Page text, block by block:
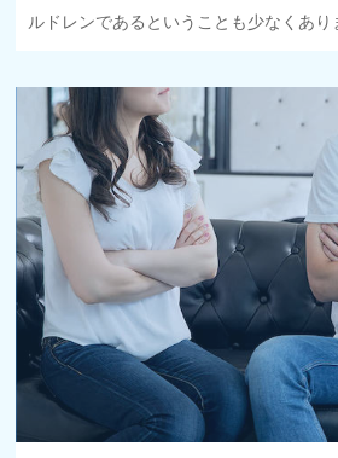
ルドレンであるということも少なくあり